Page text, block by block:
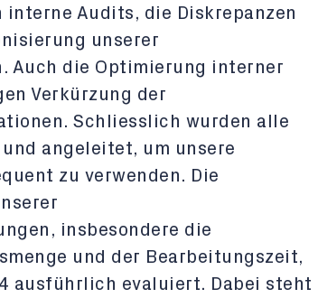
Audits, die Diskrepanzen
unserer
Auch die Optimierung interner
Verkürzung der
Schliesslich wurden alle
angeleitet, um unsere
zu verwenden. Die
insbesondere die
und der Bearbeitungszeit,
ausführlich evaluiert. Dabei steht